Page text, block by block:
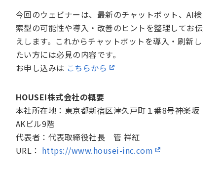
今回のウェビナーは、最新のチャットボット、AI検
索型の可能性や導入・改善のヒントを整理してお伝
えします。これからチャットボットを導入・刷新し
たい方には必見の内容です。
お申し込みは こちらから
HOUSEI株式会社の概要
本社所在地：東京都新宿区津久戸町１番8号神楽坂
AKビル9階
代表者：代表取締役社長 管 祥紅
URL： https://www.housei-inc.com